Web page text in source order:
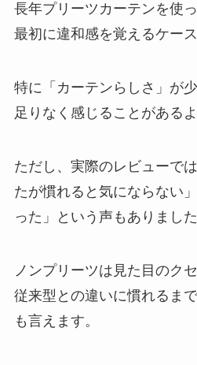
長年プリーツカーテンを使
最初に違和感を覚えるケース
特に「カーテンらしさ」が
足りなく感じることがあるよ
ただし、実際のレビューで
たが慣れると気にならない
った」という声もありました
ノンプリーツは見た目のク
従来型との違いに慣れるま
も言えます。